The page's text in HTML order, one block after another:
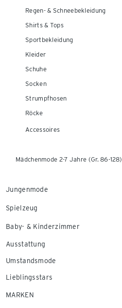
Regen- & Schneebekleidung
Shirts & Tops
Sportbekleidung
Kleider
Schuhe
Socken
Strumpfhosen
Röcke
Accessoires
Mädchenmode 2-7 Jahre (Gr. 86-128)
Jungenmode
Spielzeug
Baby- & Kinderzimmer
Ausstattung
Umstandsmode
Lieblingsstars
MARKEN